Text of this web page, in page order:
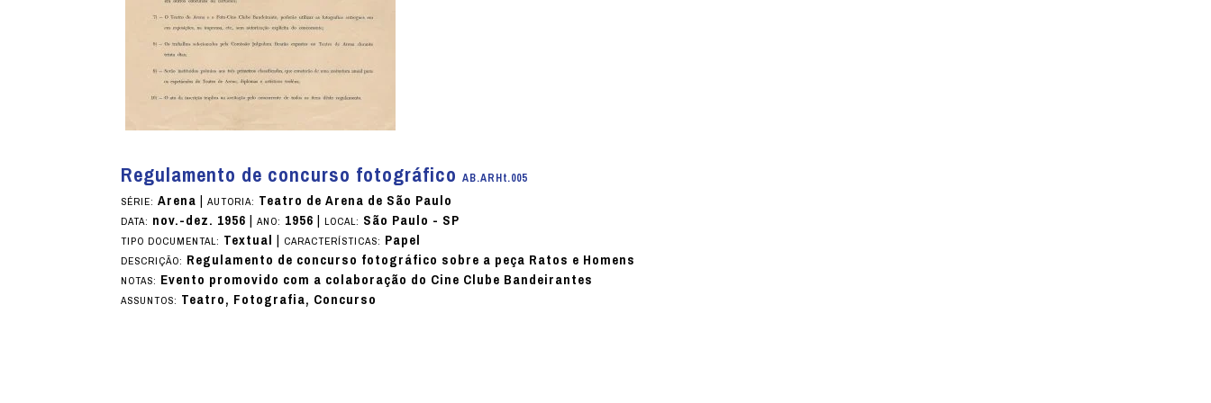
Regulamento de concurso fotográficoAB.ARHt.005
SÉRIE:Arena|AUTORIA: Teatro de Arena de São Paulo
DATA: nov.-dez. 1956|ANO: 1956|LOCAL: São Paulo - SP
TIPO DOCUMENTAL: Textual | CARACTERÍSTICAS: Papel
DESCRIÇÃO: Regulamento de concurso fotográfico sobre a peça Ratos e Homens
NOTAS: Evento promovido com a colaboração do Cine Clube Bandeirantes
ASSUNTOS: Teatro, Fotografia, Concurso